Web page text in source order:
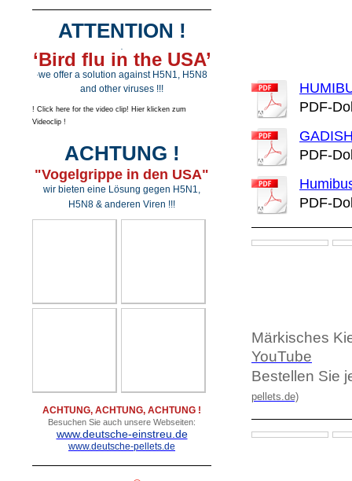
ATTENTION !
‘Bird flu in the USA’
we offer a solution against H5N1, H5N8
and other viruses !!!
! Click here for the video clip! Hier klicken zum
Videoclip !
ACHTUNG !
"Vogelgrippe in den USA"
wir bieten eine Lösung gegen H5N1,
H5N8 & anderen Viren !!!
ACHTUNG, ACHTUNG, ACHTUNG !
Besuchen Sie auch unsere Webseiten:
www.deutsche-einstreu.de
www.deutsche-pellets.de
PDF-
PDF-
PDF-
Märkisches
YouTube
Bestellen Sie
pellets.de)